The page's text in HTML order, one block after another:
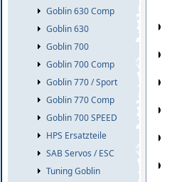
Goblin 630 Comp
Goblin 630
Goblin 700
Goblin 700 Comp
Goblin 770 / Sport
Goblin 770 Comp
Goblin 700 SPEED
HPS Ersatzteile
SAB Servos / ESC
Tuning Goblin